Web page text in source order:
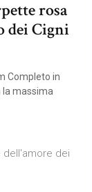
rosa
dei Cigni
Completo in
massima
dell'amore dei